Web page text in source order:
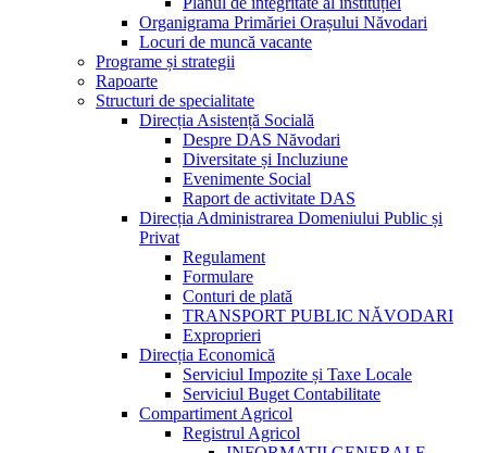
Organigrama Primăriei Orașului Năvodari
Locuri de muncă vacante
Programe și strategii
Rapoarte
Structuri de specialitate
Direcția Asistență Socială
Despre DAS Năvodari
Diversitate și Incluziune
Evenimente Social
Raport de activitate DAS
Direcția Administrarea Domeniului Public și
Privat
Regulament
Formulare
Conturi de plată
TRANSPORT PUBLIC NĂVODARI
Exproprieri
Direcția Economică
Serviciul Impozite și Taxe Locale
Serviciul Buget Contabilitate
Compartiment Agricol
Registrul Agricol